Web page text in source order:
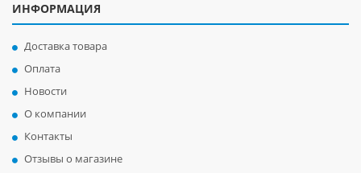
ИНФОРМАЦИЯ
Доставка товара
Оплата
Новости
О компании
Контакты
Отзывы о магазине